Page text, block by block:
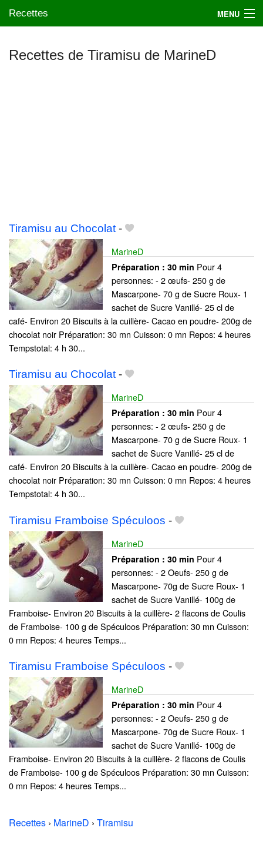
Recettes MENU
Recettes de Tiramisu de MarineD
Tiramisu au Chocolat -
MarineD
Préparation : 30 min Pour 4
personnes: - 2 œufs- 250 g de
Mascarpone- 70 g de Sucre Roux- 1
sachet de Sucre Vanillé- 25 cl de
café- Environ 20 Biscuits à la cuillère- Cacao en poudre- 200g de
chocolat noir Préparation: 30 mn Cuisson: 0 mn Repos: 4 heures
Tempstotal: 4 h 30...
Tiramisu au Chocolat-
MarineD
Préparation : 30 min Pour 4
personnes: - 2 œufs- 250 g de
Mascarpone- 70 g de Sucre Roux- 1
sachet de Sucre Vanillé- 25 cl de
café- Environ 20 Biscuits à la cuillère- Cacao en poudre- 200g de
chocolat noir Préparation: 30 mn Cuisson: 0 mn Repos: 4 heures
Tempstotal: 4 h 30...
Tiramisu Framboise Spéculoos -
MarineD
Préparation : 30 min Pour 4
personnes: - 2 Oeufs- 250 g de
Mascarpone- 70g de Sucre Roux- 1
sachet de Sucre Vanillé- 100g de
Framboise- Environ 20 Biscuits à la cuillère- 2 flacons de Coulis
de Framboise- 100 g de Spéculoos Préparation: 30 mn Cuisson:
0 mn Repos: 4 heures Temps...
Tiramisu Framboise Spéculoos -
MarineD
Préparation : 30 min Pour 4
personnes: - 2 Oeufs- 250 g de
Mascarpone- 70g de Sucre Roux- 1
sachet de Sucre Vanillé- 100g de
Framboise- Environ 20 Biscuits à la cuillère- 2 flacons de Coulis
de Framboise- 100 g de Spéculoos Préparation: 30 mn Cuisson:
0 mn Repos: 4 heures Temps...
Recettes › MarineD › Tiramisu